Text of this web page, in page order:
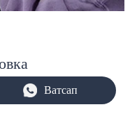
клиентам по всему миру,
экспортной
Ватсап